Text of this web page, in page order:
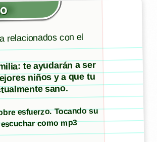
relacionados con el
te ayudarán a ser
niños y a que tu
sano.
esfuerzo. Tocando su
como mp3